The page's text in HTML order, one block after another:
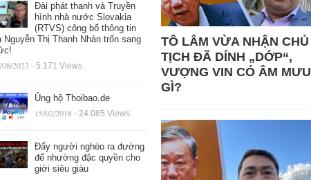
Đài phát thanh và Truyền
hình nhà nước Slovakia
(RTVS) công bố thông tin
Nguyễn Thị Thanh Nhàn trốn sang
08/2023 - 5.171 Views
Ủng hộ Thoibao.de
15/02/2018 - 24.085 Views
Đẩy người nghèo ra đường
để nhường đặc quyền cho
giới siêu giàu
TÔ LÂM VỪA NHẬN CHỦ
TỊCH ĐÃ DÍNH „DỚP“,
VƯỢNG VIN CÓ ÂM MƯU
GÌ?